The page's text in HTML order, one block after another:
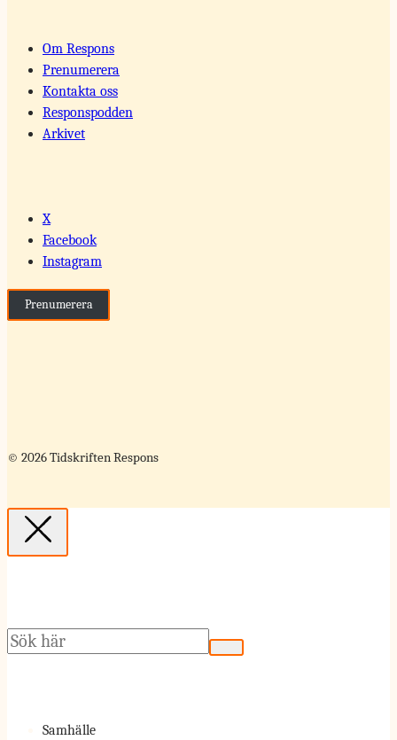
Om Respons
Prenumerera
Kontakta oss
Responspodden
Arkivet
X
Facebook
Instagram
Prenumerera
© 2026 Tidskriften Respons
Sök
Samhälle